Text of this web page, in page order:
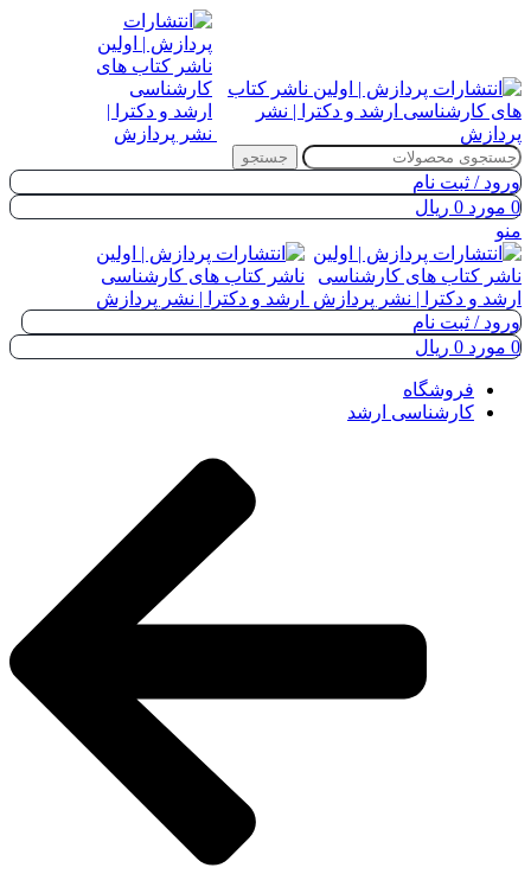
جستجو
ورود / ثبت نام
0 مورد 0 ریال
منو
ورود / ثبت نام
0 مورد 0 ریال
فروشگاه
کارشناسی ارشد